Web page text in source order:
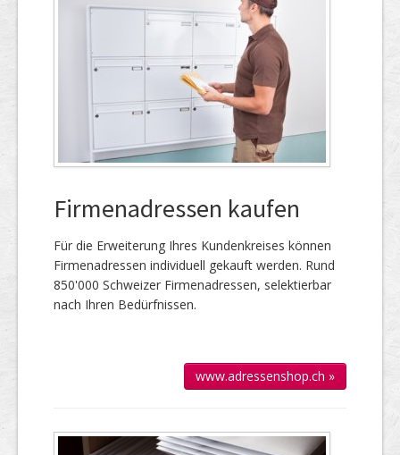
Firmenadressen kaufen
Für die Er­wei­te­rung Ihres Kun­den­kreises kön­nen
Firmen­adressen individuell gekauft werden. Rund
850'000 Schweizer Firmen­adressen, selek­tierbar
nach Ihren Bedürfnissen.
www.adressenshop.ch »